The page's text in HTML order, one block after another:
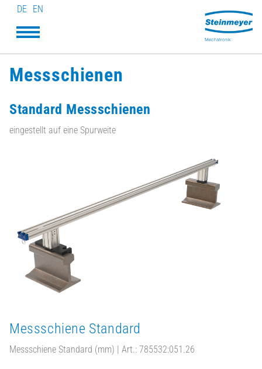
DE EN
Messschienen
Standard Messschienen
eingestellt auf eine Spurweite
Messschiene Standard
Messschiene Standard (mm) | Art.: 785532:051.26